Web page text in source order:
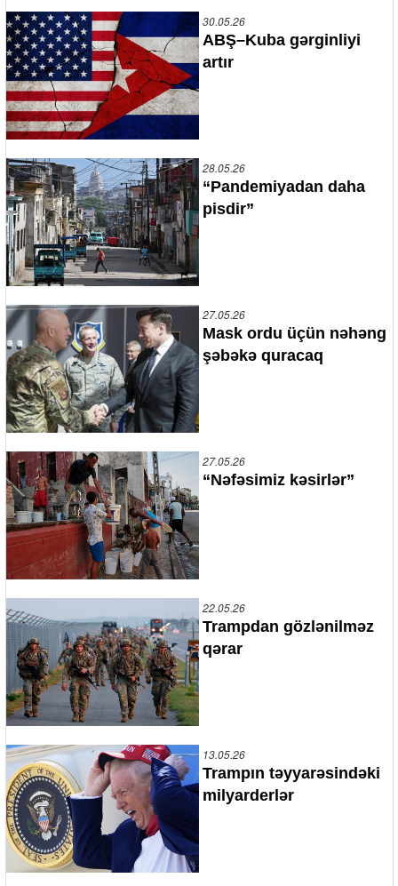
30.05.26
ABŞ–Kuba gərginliyi
artır
28.05.26
“Pandemiyadan daha
pisdir”
27.05.26
Mask ordu üçün nəhəng
şəbəkə quracaq
27.05.26
“Nəfəsimiz kəsirlər”
22.05.26
Trampdan gözlənilməz
qərar
13.05.26
Trampın təyyarəsindəki
milyarderlər